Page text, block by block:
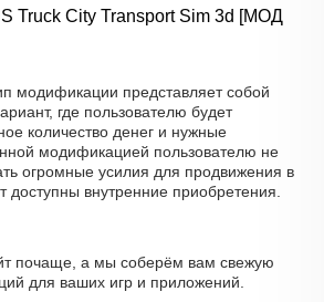
Truck City Transport Sim 3d [МОД
модификации представляет собой
где пользователю будет
количество денег и нужные
модификацией пользователю не
огромные усилия для продвижения в
доступны внутренние приобретения.
почаще, а мы соберём вам свежую
для ваших игр и приложений.